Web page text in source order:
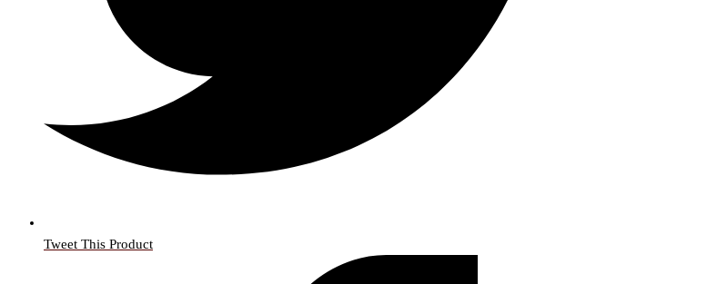
Tweet This Product